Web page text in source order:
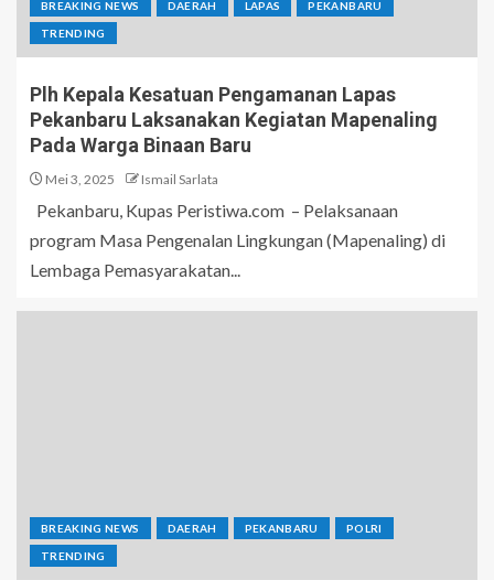
BREAKING NEWS DAERAH LAPAS PEKANBARU
TRENDING
Plh Kepala Kesatuan Pengamanan Lapas
Pekanbaru Laksanakan Kegiatan Mapenaling
Pada Warga Binaan Baru
Mei 3, 2025 Ismail Sarlata
Pekanbaru, Kupas Peristiwa.com – Pelaksanaan
program Masa Pengenalan Lingkungan (Mapenaling) di
Lembaga Pemasyarakatan...
BREAKING NEWS DAERAH PEKANBARU POLRI
TRENDING